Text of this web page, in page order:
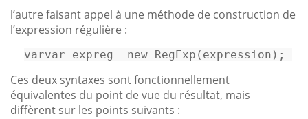
l’autre faisant appel à une méthode de construction de
l’expression régulière :
varvar_expreg =new RegExp(expression) ;
Ces deux syntaxes sont fonctionnellement
équivalentes du point de vue du résultat, mais
diffèrent sur les points suivants :